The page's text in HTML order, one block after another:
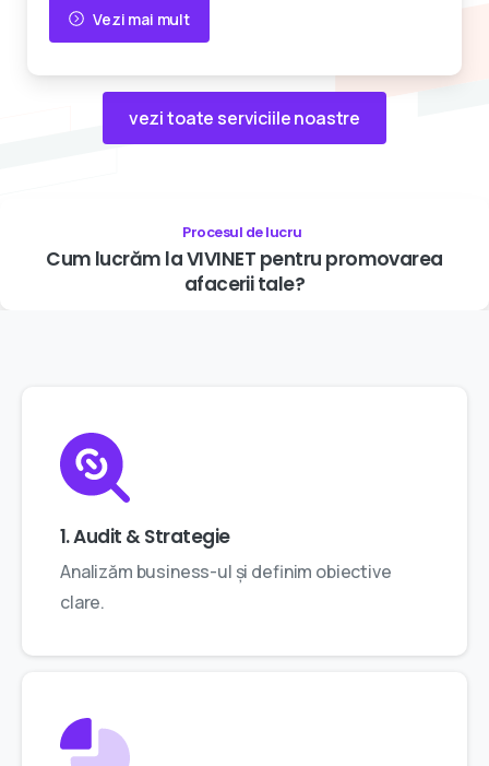
Vezi mai mult
vezi toate serviciile noastre
Procesul de lucru
Cum lucrăm laVIVINET pentru promovarea
afaceriitale?
1. Audit & Strategie
Analizăm business-ul și definim obiective
clare.